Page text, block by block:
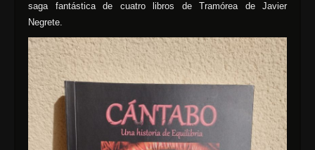
saga fantástica de cuatro libros de Tramórea de Javier
Negrete.